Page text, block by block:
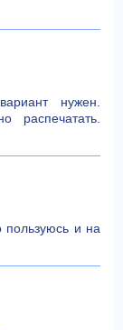
нужен.
и на